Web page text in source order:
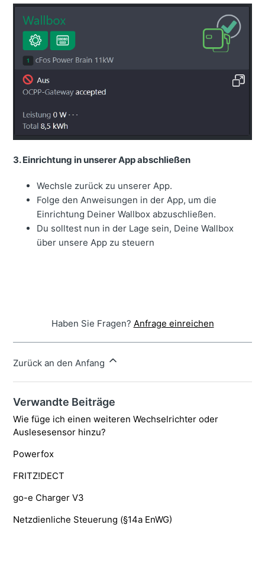
3. Einrichtung in unserer App abschließen
Wechsle zurück zu unserer App.
Folge den Anweisungen in der App, um die
Einrichtung Deiner Wallbox abzuschließen.
Du solltest nun in der Lage sein, Deine Wallbox
über unsere App zu steuern
Haben Sie Fragen? Anfrage einreichen
Zurück an den Anfang
Verwandte Beiträge
Wie füge ich einen weiteren Wechselrichter oder
Auslesesensor hinzu?
Powerfox
FRITZ!DECT
go-e Charger V3
Netzdienliche Steuerung (§14a EnWG)